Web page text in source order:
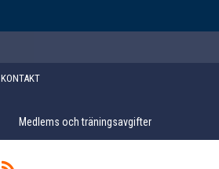
KONTAKT
Medlems och träningsavgifter